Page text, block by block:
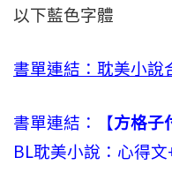
以下藍色字體
書單連結：耽美小說
書單連結：【方格子
BL耽美小說：心得